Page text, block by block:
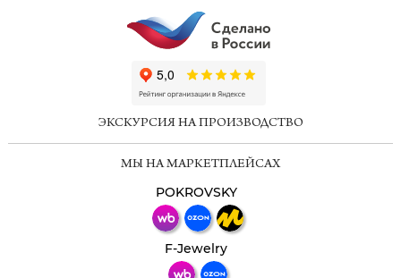
ЭКСКУРСИЯ НА ПРОИЗВОДСТВО
МЫ НА МАРКЕТПЛЕЙСАХ
POKROVSKY
F-Jewelry